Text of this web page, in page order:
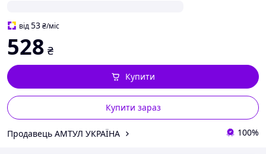
від53₴/міс
528 ₴
Купити зараз
Купити
Продавець АМТУЛ УКРАЇНА 100%